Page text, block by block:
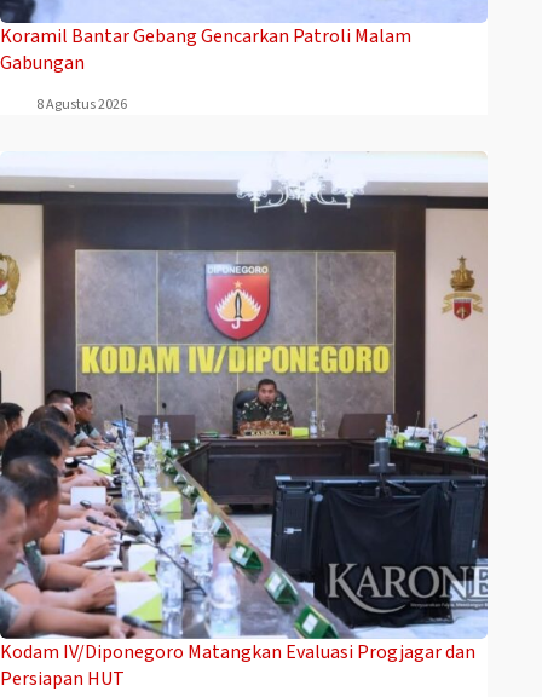
Koramil Bantar Gebang Gencarkan Patroli Malam
Gabungan
8 Agustus 2026
Kodam IV/Diponegoro Matangkan Evaluasi Progjagar dan
Persiapan HUT